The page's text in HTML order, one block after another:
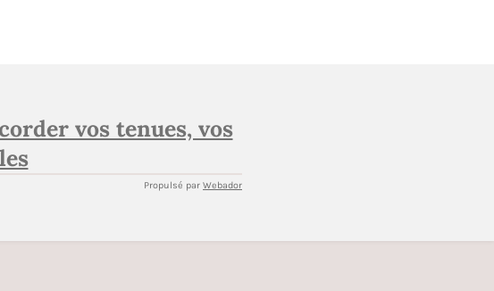
vos tenues, vos
Propulsé par Webador